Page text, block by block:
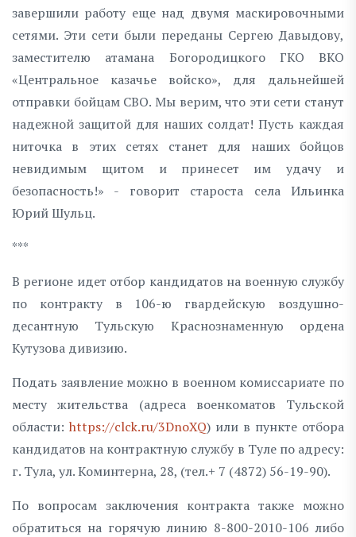
завершили работу еще над двумя маскировочными
сетями. Эти сети были переданы Сергею Давыдову,
заместителю атамана Богородицкого ГКО ВКО
«Центральное казачье войско», для дальнейшей
отправки бойцам СВО. Мы верим, что эти сети станут
надежной защитой для наших солдат! Пусть каждая
ниточка в этих сетях станет для наших бойцов
невидимым щитом и принесет им удачу и
безопасность!» - говорит староста села Ильинка
Юрий Шульц.
***
В регионе идет отбор кандидатов на военную службу
по контракту в 106-ю гвардейскую воздушно-
десантную Тульскую Краснознаменную ордена
Кутузова дивизию.
Подать заявление можно в военном комиссариате по
месту жительства (адреса военкоматов Тульской
области: https://clck.ru/3DnoXQ) или в пункте отбора
кандидатов на контрактную службу в Туле по адресу:
г. Тула, ул. Коминтерна, 28, (тел.+ 7 (4872) 56-19-90).
По вопросам заключения контракта также можно
обратиться на горячую линию 8-800-2010-106 либо